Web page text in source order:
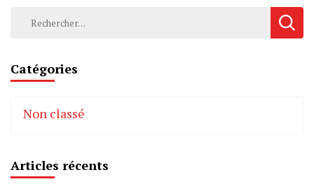
Rechercher :
Catégories
Non classé
Articles récents